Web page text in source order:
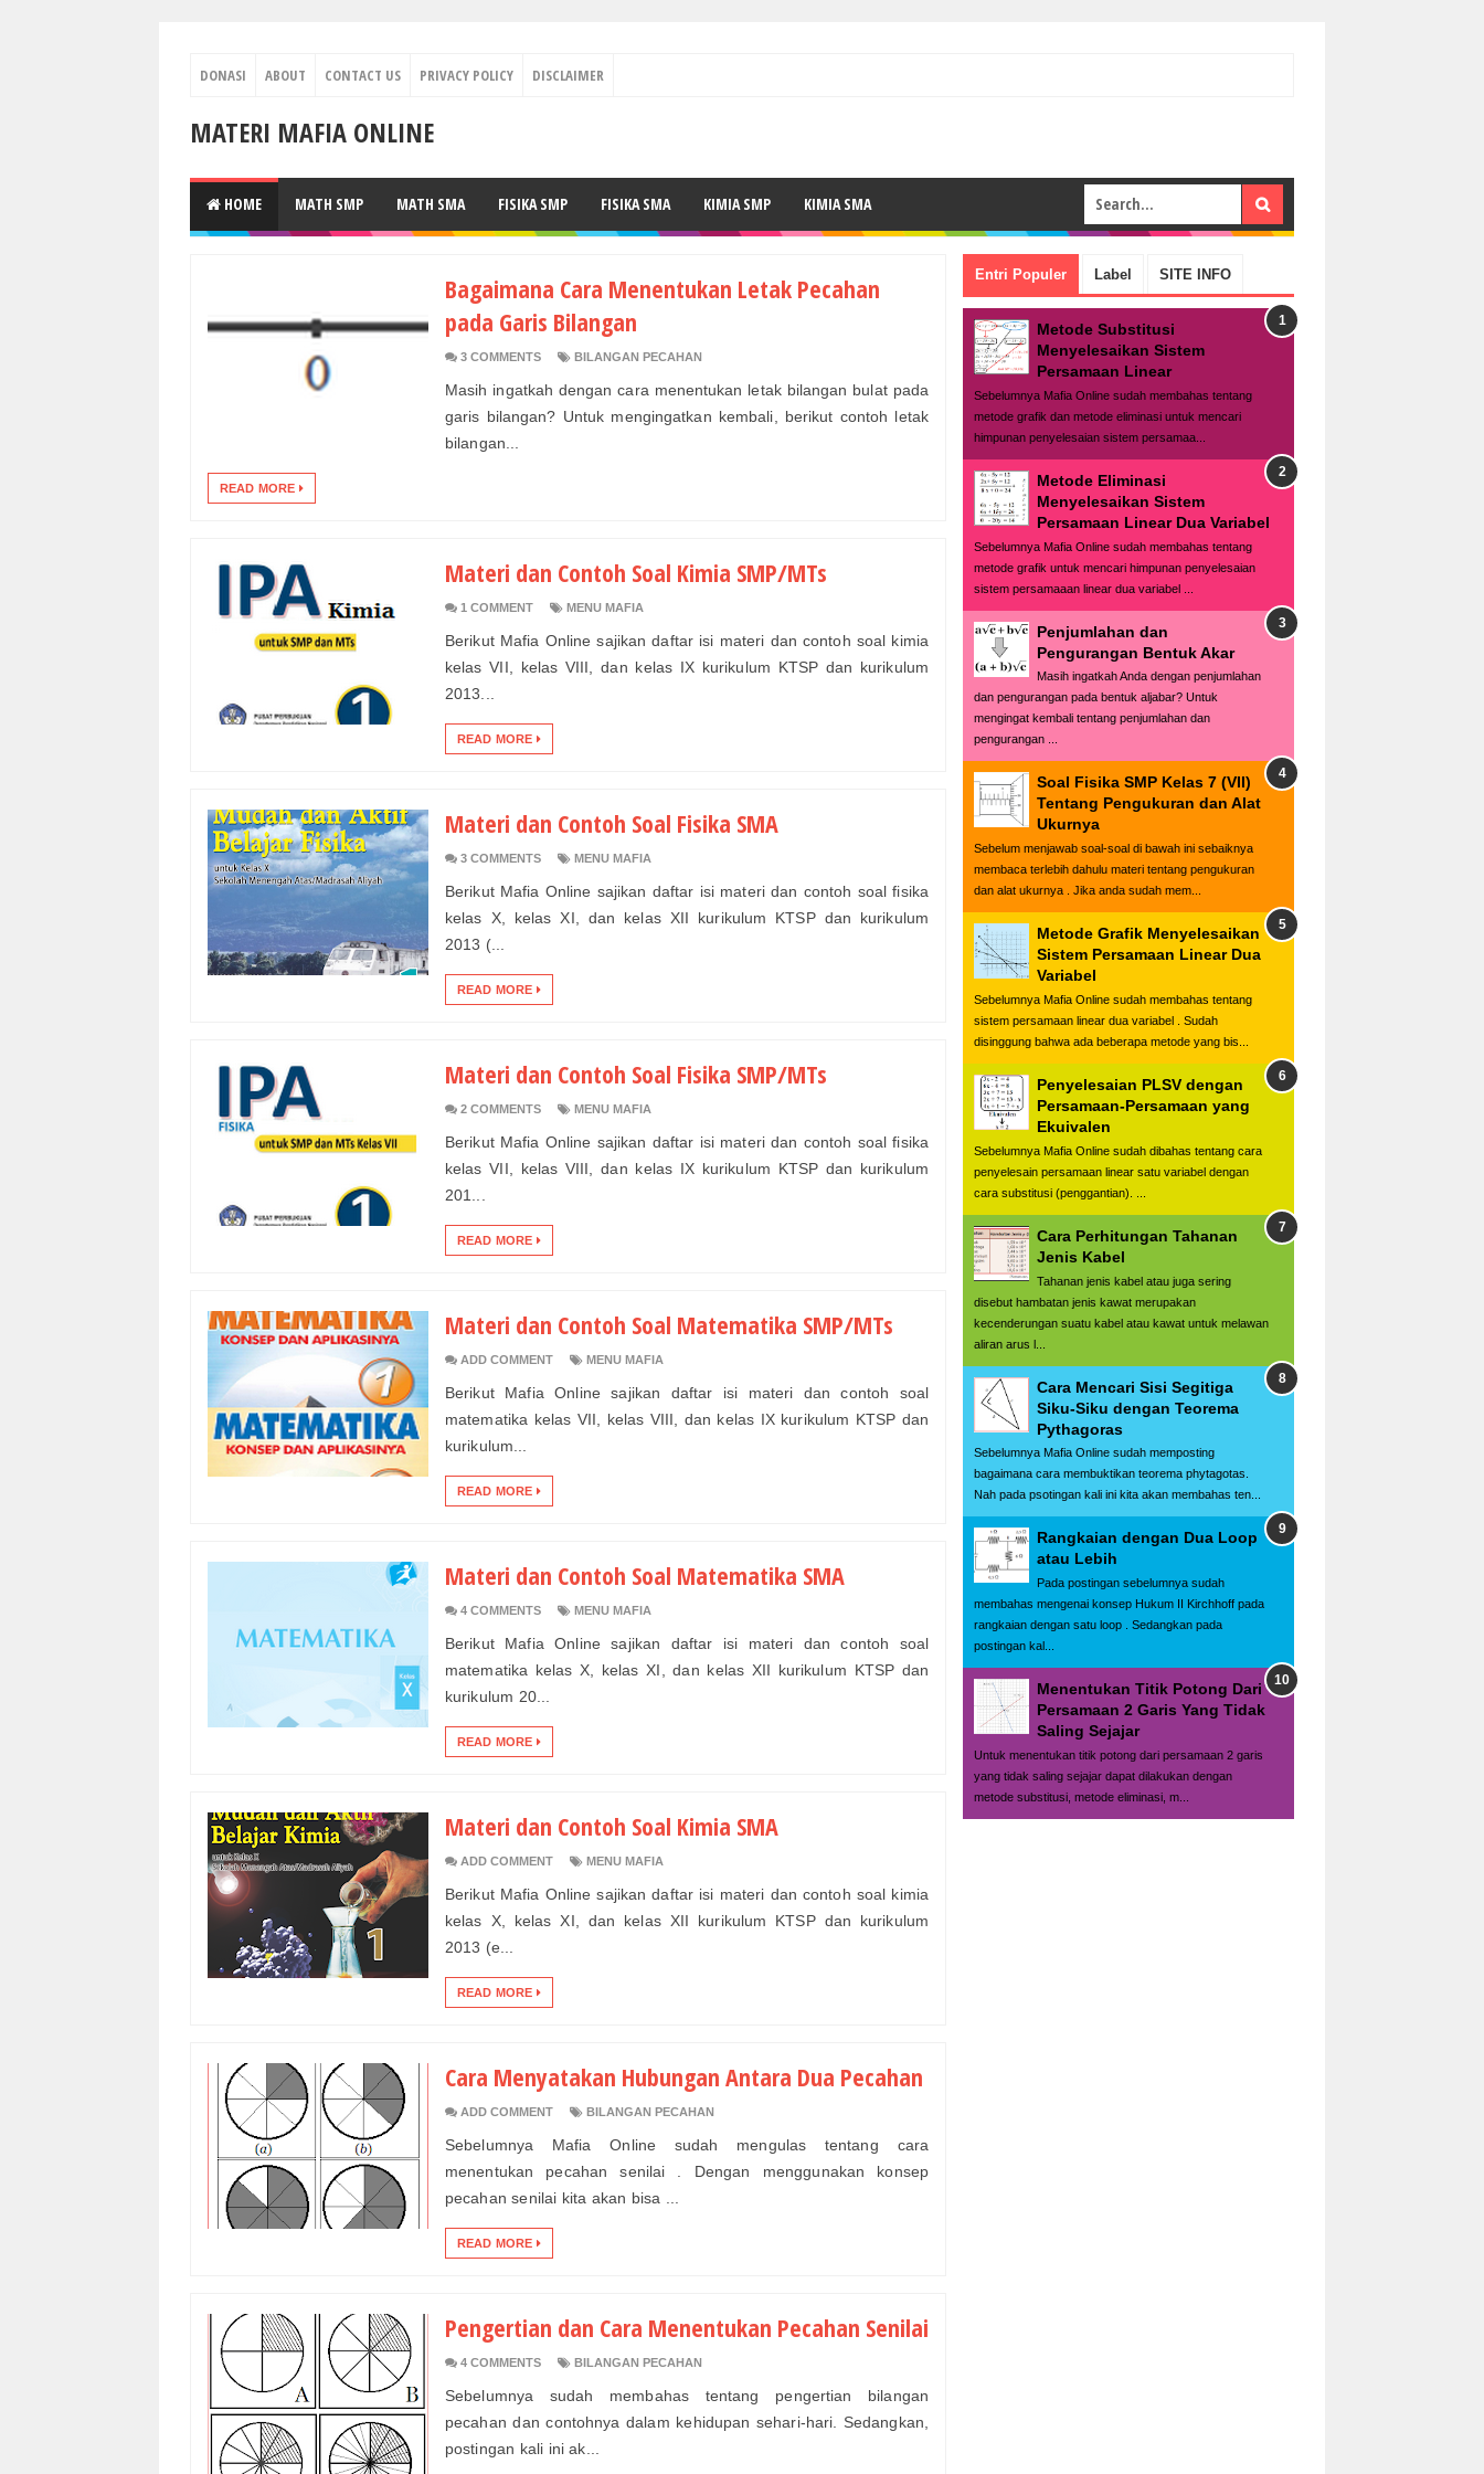
DONASI ABOUT CONTACT US PRIVACY POLICY DISCLAIMER
MATERI MAFIA ONLINE
HOME MATH SMP MATH SMA FISIKA SMP FISIKA SMA KIMIA SMP KIMIA SMA
Bagaimana Cara Menentukan Letak Pecahan
pada Garis Bilangan
3 COMMENTS BILANGAN PECAHAN
Masih ingatkah dengan cara menentukan letak bilangan bulat pada
garis bilangan? Untuk mengingatkan kembali, berikut contoh letak
bilangan...
READ MORE
Materi dan Contoh Soal Kimia SMP/MTs
1 COMMENT MENU MAFIA
Berikut Mafia Online sajikan daftar isi materi dan contoh soal kimia
kelas VII, kelas VIII, dan kelas IX kurikulum KTSP dan kurikulum
2013...
READ MORE
Materi dan Contoh Soal Fisika SMA
3 COMMENTS MENU MAFIA
Berikut Mafia Online sajikan daftar isi materi dan contoh soal fisika
kelas X, kelas XI, dan kelas XII kurikulum KTSP dan kurikulum
2013 (...
READ MORE
Materi dan Contoh Soal Fisika SMP/MTs
2 COMMENTS MENU MAFIA
Berikut Mafia Online sajikan daftar isi materi dan contoh soal fisika
kelas VII, kelas VIII, dan kelas IX kurikulum KTSP dan kurikulum
201...
READ MORE
Materi dan Contoh Soal Matematika SMP/MTs
ADD COMMENT MENU MAFIA
Berikut Mafia Online sajikan daftar isi materi dan contoh soal
matematika kelas VII, kelas VIII, dan kelas IX kurikulum KTSP dan
kurikulum...
READ MORE
Materi dan Contoh Soal Matematika SMA
4 COMMENTS MENU MAFIA
Berikut Mafia Online sajikan daftar isi materi dan contoh soal
matematika kelas X, kelas XI, dan kelas XII kurikulum KTSP dan
kurikulum 20...
READ MORE
Materi dan Contoh Soal Kimia SMA
ADD COMMENT MENU MAFIA
Berikut Mafia Online sajikan daftar isi materi dan contoh soal kimia
kelas X, kelas XI, dan kelas XII kurikulum KTSP dan kurikulum
2013 (e...
READ MORE
Cara Menyatakan Hubungan Antara Dua Pecahan
ADD COMMENT BILANGAN PECAHAN
Sebelumnya Mafia Online sudah mengulas tentang cara
menentukan pecahan senilai . Dengan menggunakan konsep
pecahan senilai kita akan bisa ...
READ MORE
Pengertian dan Cara Menentukan Pecahan Senilai
4 COMMENTS BILANGAN PECAHAN
Sebelumnya sudah membahas tentang pengertian bilangan
pecahan dan contohnya dalam kehidupan sehari-hari. Sedangkan,
postingan kali ini ak...
Entri Populer Label SITE INFO
Metode Substitusi
Menyelesaikan Sistem
Persamaan Linear
Sebelumnya Mafia Online sudah membahas tentang
metode grafik dan metode eliminasi untuk mencari
himpunan penyelesaian sistem persamaa...
Metode Eliminasi
Menyelesaikan Sistem
Persamaan Linear Dua Variabel
Sebelumnya Mafia Online sudah membahas tentang
metode grafik untuk mencari himpunan penyelesaian
sistem persamaaan linear dua variabel ...
Penjumlahan dan
Pengurangan Bentuk Akar
Masih ingatkah Anda dengan penjumlahan
dan pengurangan pada bentuk aljabar? Untuk
mengingat kembali tentang penjumlahan dan
pengurangan ...
Soal Fisika SMP Kelas 7 (VII)
Tentang Pengukuran dan Alat
Ukurnya
Sebelum menjawab soal-soal di bawah ini sebaiknya
membaca terlebih dahulu materi tentang pengukuran
dan alat ukurnya . Jika anda sudah mem...
Metode Grafik Menyelesaikan
Sistem Persamaan Linear Dua
Variabel
Sebelumnya Mafia Online sudah membahas tentang
sistem persamaan linear dua variabel . Sudah
disinggung bahwa ada beberapa metode yang bis...
Penyelesaian PLSV dengan
Persamaan-Persamaan yang
Ekuivalen
Sebelumnya Mafia Online sudah dibahas tentang cara
penyelesain persamaan linear satu variabel dengan
cara substitusi (penggantian). ...
Cara Perhitungan Tahanan
Jenis Kabel
Tahanan jenis kabel atau juga sering
disebut hambatan jenis kawat merupakan
kecenderungan suatu kabel atau kawat untuk melawan
aliran arus l...
Cara Mencari Sisi Segitiga
Siku-Siku dengan Teorema
Pythagoras
Sebelumnya Mafia Online sudah memposting
bagaimana cara membuktikan teorema phytagotas.
Nah pada psotingan kali ini kita akan membahas ten...
Rangkaian dengan Dua Loop
atau Lebih
Pada postingan sebelumnya sudah
membahas mengenai konsep Hukum II Kirchhoff pada
rangkaian dengan satu loop . Sedangkan pada
postingan kal...
Menentukan Titik Potong Dari
Persamaan 2 Garis Yang Tidak
Saling Sejajar
Untuk menentukan titik potong dari persamaan 2 garis
yang tidak saling sejajar dapat dilakukan dengan
metode substitusi, metode eliminasi, m...